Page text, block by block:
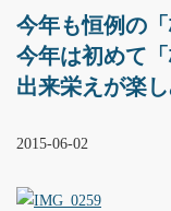
客 室
温 泉
料 理
施 設
アクセス
ENGLISH
今年も恒例の
今年は初めて
出来栄えが楽し
2015-06-02